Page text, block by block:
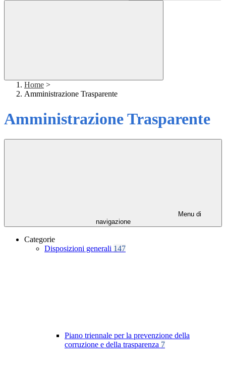
Home >
Amministrazione Trasparente
Amministrazione Trasparente
Menu di
navigazione
Categorie
Disposizioni generali 147
Piano triennale per la prevenzione della
corruzione e della trasparenza 7